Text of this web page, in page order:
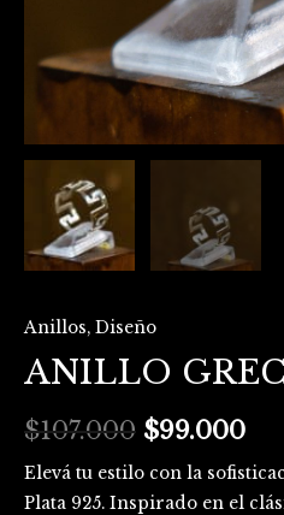
Anillos, Diseño
ANILLO
$107.000 $99.000
Elevá tu estilo con la
Plata 925. Inspirado en el